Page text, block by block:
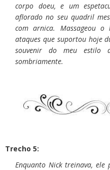
corpo doeu, e um
aflorado no seu quadril
com arnica. Massageou o
ataques que suportou hoje
souvenir do meu estilo
sombriamente.
Trecho 5:
Enquanto Nick treinava, ele